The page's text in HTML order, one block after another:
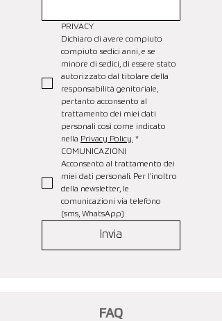
PRIVACY
Dichiaro di avere compiuto
compiuto sedici anni, e se
minore di sedici, di essere stato
autorizzato dal titolare della
responsabilità genitoriale,
pertanto acconsento al
trattamento dei miei dati
personali così come indicato
nella Privacy Policy. *
COMUNICAZIONI
Acconsento al trattamento dei
miei dati personali. Per l’inoltro
della newsletter, le
comunicazioni via telefono
(sms, WhatsApp)
Invia
FAQ